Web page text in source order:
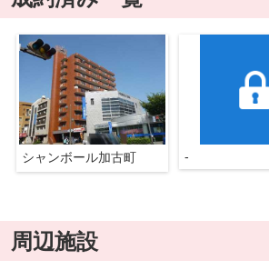
シャンボール加古町 -
周辺施設